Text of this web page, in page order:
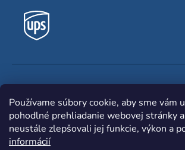
Používame súbory cookie, aby sme vám
pohodlné prehliadanie webovej stránky
neustále zlepšovali jej funkcie, výkon a
informácií